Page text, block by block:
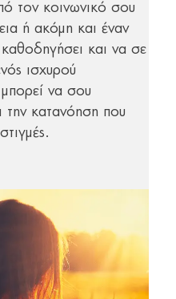
τον κοινωνικό σου
ή ακόμη και έναν
και να σε
ισχυρού
να σου
την κατανόηση που